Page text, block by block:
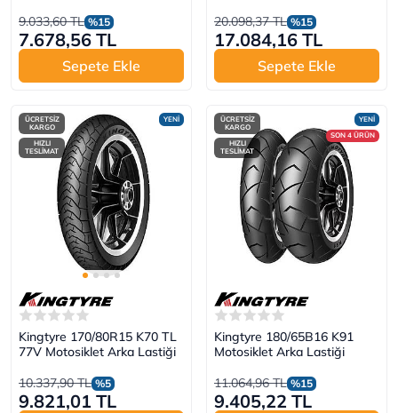
9.033,60 TL %15
7.678,56 TL
Sepete Ekle
20.098,37 TL %15
17.084,16 TL
Sepete Ekle
YENİ
ÜCRETSİZ
KARGO
HIZLI
TESLİMAT
Kingtyre 170/80R15 K70 TL
77V Motosiklet Arka Lastiği
10.337,90 TL %5
9.821,01 TL
YENİ
SON 4 ÜRÜN
ÜCRETSİZ
KARGO
HIZLI
TESLİMAT
Kingtyre 180/65B16 K91
Motosiklet Arka Lastiği
11.064,96 TL %15
9.405,22 TL